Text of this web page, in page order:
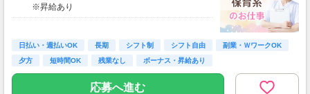
※昇給あり
◎日勤／経験者の場合
・日収(1,800*8)円（時給1,800円×8h）
日払い・週払いOK 長期 シフト制 シフト自由
副業・ＷワークOK
夕方
短時間OK 残業なし ボーナス・昇給あり
応募へ進む